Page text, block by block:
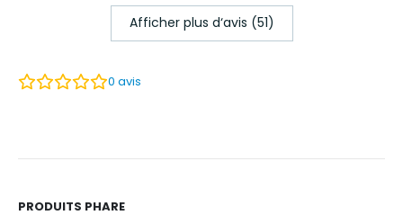
Afficher plus d‘avis (51)
0 avis
PRODUITS PHARE